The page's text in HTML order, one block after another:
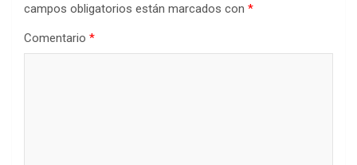
campos obligatorios están marcados con *
Comentario *